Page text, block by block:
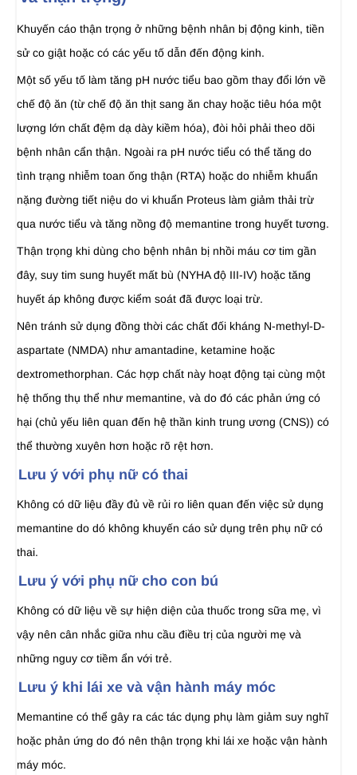
Khuyến cáo thận trọng ở những bệnh nhân bị động kinh, tiền
sử co giật hoặc có các yếu tố dẫn đến động kinh.
Một số yếu tố làm tăng pH nước tiểu bao gồm thay đổi lớn về
chế độ ăn (từ chế độ ăn thịt sang ăn chay hoặc tiêu hóa một
lượng lớn chất đệm dạ dày kiềm hóa), đòi hỏi phải theo dõi
bệnh nhân cẩn thận. Ngoài ra pH nước tiểu có thể tăng do
tình trạng nhiễm toan ống thận (RTA) hoặc do nhiễm khuẩn
nặng đường tiết niệu do vi khuẩn Proteus làm giảm thải trừ
qua nước tiểu và tăng nồng độ memantine trong huyết tương.
Thận trọng khi dùng cho bệnh nhân bị nhồi máu cơ tim gần
đây, suy tim sung huyết mất bù (NYHA độ III-IV) hoặc tăng
huyết áp không được kiểm soát đã được loại trừ.
Nên tránh sử dụng đồng thời các chất đối kháng N-methyl-D-
aspartate (NMDA) như amantadine, ketamine hoặc
dextromethorphan. Các hợp chất này hoạt động tại cùng một
hệ thống thụ thể như memantine, và do đó các phản ứng có
hại (chủ yếu liên quan đến hệ thần kinh trung ương (CNS)) có
thể thường xuyên hơn hoặc rõ rệt hơn.
Lưu ý với phụ nữ có thai
Không có dữ liệu đầy đủ về rủi ro liên quan đến việc sử dụng
memantine do dó không khuyến cáo sử dụng trên phụ nữ có
thai.
Lưu ý với phụ nữ cho con bú
Không có dữ liệu về sự hiện diện của thuốc trong sữa mẹ, vì
vậy nên cân nhắc giữa nhu cầu điều trị của người mẹ và
những nguy cơ tiềm ẩn với trẻ.
Lưu ý khi lái xe và vận hành máy móc
Memantine có thể gây ra các tác dụng phụ làm giảm suy nghĩ
hoặc phản ứng do đó nên thận trọng khi lái xe hoặc vận hành
máy móc.